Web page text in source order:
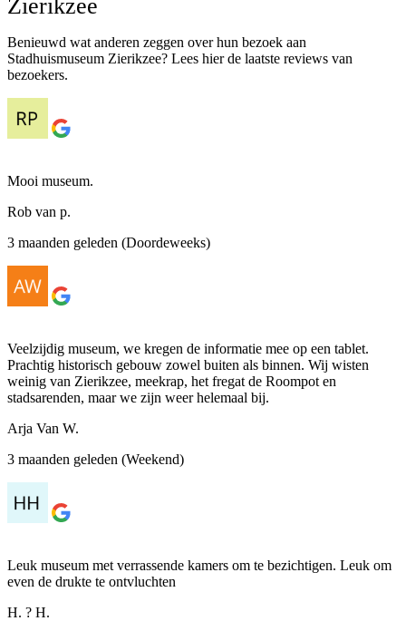
Zierikzee
Benieuwd wat anderen zeggen over hun bezoek aan
Stadhuismuseum Zierikzee? Lees hier de laatste reviews van
bezoekers.
Mooi museum.
Rob van p.
3 maanden geleden (Doordeweeks)
Veelzijdig museum, we kregen de informatie mee op een tablet.
Prachtig historisch gebouw zowel buiten als binnen. Wij wisten
weinig van Zierikzee, meekrap, het fregat de Roompot en
stadsarenden, maar we zijn weer helemaal bij.
Arja Van W.
3 maanden geleden (Weekend)
Leuk museum met verrassende kamers om te bezichtigen. Leuk om
even de drukte te ontvluchten
H. ? H.